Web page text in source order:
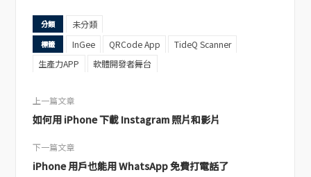
分類 未分類
標籤 InGee QRCode App
TideQ Scanner
生產力APP
軟體開發者舞台
上一篇文章
如何用 iPhone 下載 Instagram 照片和影片
下一篇文章
iPhone 用戶也能用 WhatsApp 免費打電話了